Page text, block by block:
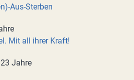
Aus-Sterben
Mit all ihrer Kraft!
Jahre